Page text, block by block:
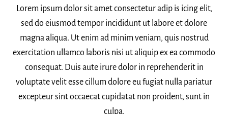
Lorem ipsum dolor sit amet consectetur adip is icing elit,
sed do eiusmod tempor incididunt ut labore et dolore
magna aliqua. Ut enim ad minim veniam, quis nostrud
exercitation ullamco laboris nisi ut aliquip ex ea commodo
consequat. Duis aute irure dolor in reprehenderit in
voluptate velit esse cillum dolore eu fugiat nulla pariatur
excepteur sint occaecat cupidatat non proident, sunt in
culpa.